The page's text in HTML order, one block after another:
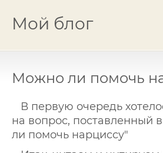
Мой блог
Можно ли помочь
В первую очередь
на вопрос, поставленный
ли помочь нарциссу"